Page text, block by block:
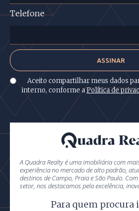
Telefone
Aceito compartilhar meus dados
interno, conforme aPolítica de
A Quadra Realty é uma imobiliária com
experiência no mercado de alto padrão,
destinos de Campo, Praia e São Paulo.
setor, nos destacamos pela excelência,
Para quem procura